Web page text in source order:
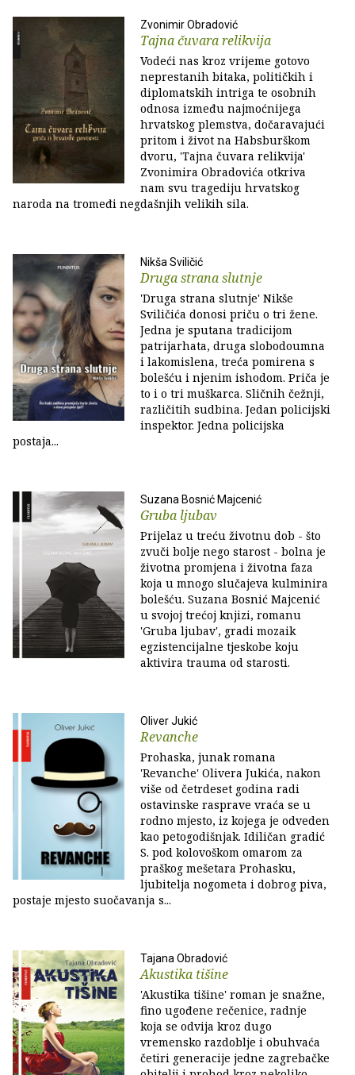
Zvonimir Obradović
Tajna čuvara relikvija
Vodeći nas kroz vrijeme gotovo
neprestanih bitaka, političkih i
diplomatskih intriga te osobnih
odnosa između najmoćnijega
hrvatskog plemstva, dočaravajući
pritom i život na Habsburškom
dvoru, 'Tajna čuvara relikvija'
Zvonimira Obradovića otkriva
nam svu tragediju hrvatskog
naroda na tromeđi negdašnjih velikih sila.
Nikša Sviličić
Druga strana slutnje
'Druga strana slutnje' Nikše
Sviličića donosi priču o tri žene.
Jedna je sputana tradicijom
patrijarhata, druga slobodoumna
i lakomislena, treća pomirena s
bolešću i njenim ishodom. Priča je
to i o tri muškarca. Sličnih čežnji,
različitih sudbina. Jedan policijski
inspektor. Jedna policijska
postaja...
Suzana Bosnić Majcenić
Gruba ljubav
Prijelaz u treću životnu dob - što
zvuči bolje nego starost - bolna je
životna promjena i životna faza
koja u mnogo slučajeva kulminira
bolešću. Suzana Bosnić Majcenić
u svojoj trećoj knjizi, romanu
'Gruba ljubav', gradi mozaik
egzistencijalne tjeskobe koju
aktivira trauma od starosti.
Oliver Jukić
Revanche
Prohaska, junak romana
'Revanche' Olivera Jukića, nakon
više od četrdeset godina radi
ostavinske rasprave vraća se u
rodno mjesto, iz kojega je odveden
kao petogodišnjak. Idiličan gradić
S. pod kolovoškom omarom za
praškog mešetara Prohasku,
ljubitelja nogometa i dobrog piva,
postaje mjesto suočavanja s...
Tajana Obradović
Akustika tišine
'Akustika tišine' roman je snažne,
fino ugođene rečenice, radnje
koja se odvija kroz dugo
vremensko razdoblje i obuhvaća
četiri generacije jedne zagrebačke